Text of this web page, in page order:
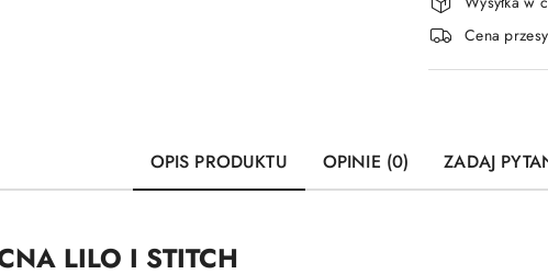
i
dostawa
Cena
OPIS PRODUKTU OPINIE (0) ZADAJ
LILO I STITCH